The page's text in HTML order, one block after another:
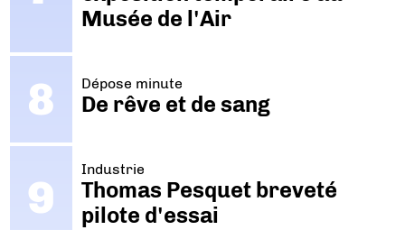
Musée de l'Air
Dépose minute
De rêve et de sang
Industrie
Thomas Pesquet breveté
pilote d'essai